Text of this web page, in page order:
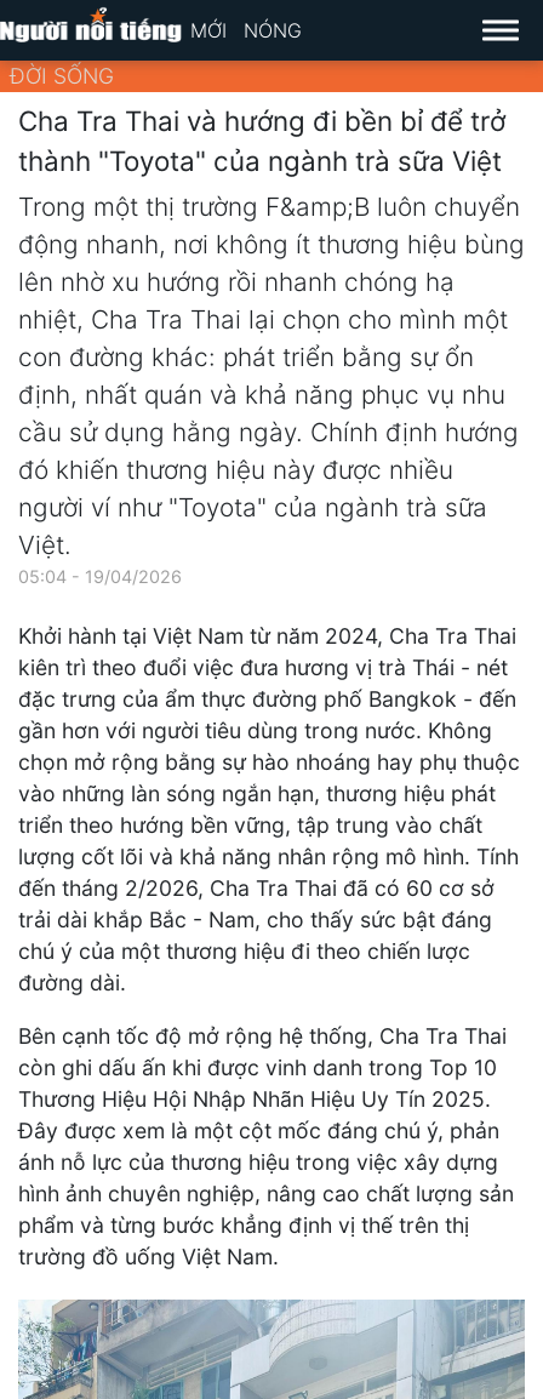
MỚI NÓNG
ĐỜI SỐNG
Cha Tra Thai và hướng đi bền bỉ để trở
thành "Toyota" của ngành trà sữa Việt
Trong một thị trường F&amp;B luôn chuyển
động nhanh, nơi không ít thương hiệu bùng
lên nhờ xu hướng rồi nhanh chóng hạ
nhiệt, Cha Tra Thai lại chọn cho mình một
con đường khác: phát triển bằng sự ổn
định, nhất quán và khả năng phục vụ nhu
cầu sử dụng hằng ngày. Chính định hướng
đó khiến thương hiệu này được nhiều
người ví như "Toyota" của ngành trà sữa
Việt.
05:04 - 19/04/2026
Khởi hành tại Việt Nam từ năm 2024, Cha Tra Thai
kiên trì theo đuổi việc đưa hương vị trà Thái - nét
đặc trưng của ẩm thực đường phố Bangkok - đến
gần hơn với người tiêu dùng trong nước. Không
chọn mở rộng bằng sự hào nhoáng hay phụ thuộc
vào những làn sóng ngắn hạn, thương hiệu phát
triển theo hướng bền vững, tập trung vào chất
lượng cốt lõi và khả năng nhân rộng mô hình. Tính
đến tháng 2/2026, Cha Tra Thai đã có 60 cơ sở
trải dài khắp Bắc - Nam, cho thấy sức bật đáng
chú ý của một thương hiệu đi theo chiến lược
đường dài.
Bên cạnh tốc độ mở rộng hệ thống, Cha Tra Thai
còn ghi dấu ấn khi được vinh danh trong Top 10
Thương Hiệu Hội Nhập Nhãn Hiệu Uy Tín 2025.
Đây được xem là một cột mốc đáng chú ý, phản
ánh nỗ lực của thương hiệu trong việc xây dựng
hình ảnh chuyên nghiệp, nâng cao chất lượng sản
phẩm và từng bước khẳng định vị thế trên thị
trường đồ uống Việt Nam.